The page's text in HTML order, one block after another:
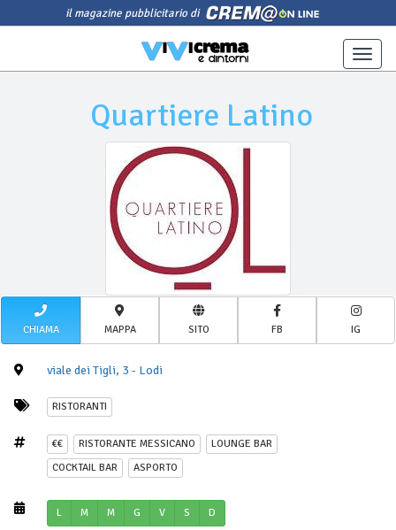
il magazine pubblicitario di
Toggle
Quartiere Latino
CHIAMA MAPPA SITO FB IG
viale dei Tigli, 3 - Lodi
RISTORANTI
€€ RISTORANTE MESSICANO
LOUNGE BAR
COCKTAIL BAR
ASPORTO
L M M G V S D